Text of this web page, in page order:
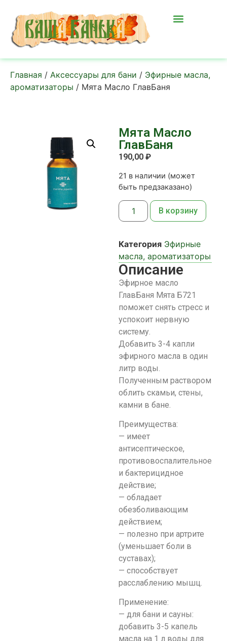
Главная / Аксессуары для бани / Эфирные масла,
ароматизаторы / Мята Масло ГлавБаня
Мята Масло
ГлавБаня
190,00 ₽
21 в наличии (может
быть предзаказано)
В корзину
Категория Эфирные
масла, ароматизаторы
Описание
Эфирное масло
ГлавБаня Мята Б721
поможет снять стресс и
успокоит нервную
систему.
Добавить 3-4 капли
эфирного масла в один
литр воды.
Полученным раствором
облить скамьи, стены,
камни в бане.
Преимущества:
— имеет
антисептическое,
противовоспалительное
и бактерицидное
действие;
— обладает
обезболивающим
действием;
— полезно при артрите
(уменьшает боли в
суставах);
— способствует
расслаблению мышц.
Применение:
— для бани и сауны:
добавить 3-5 капель
масла на 1 л воды для